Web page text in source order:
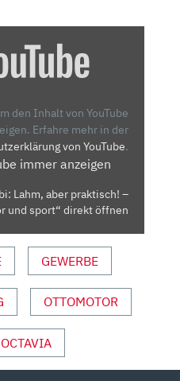
den Inhalt von YouTube
Erfahre mehr in der
von YouTube.
immer anzeigen
Lahm, aber praktisch! –
und sport“ direkt öffnen
GEWERBE
OTTOMOTOR